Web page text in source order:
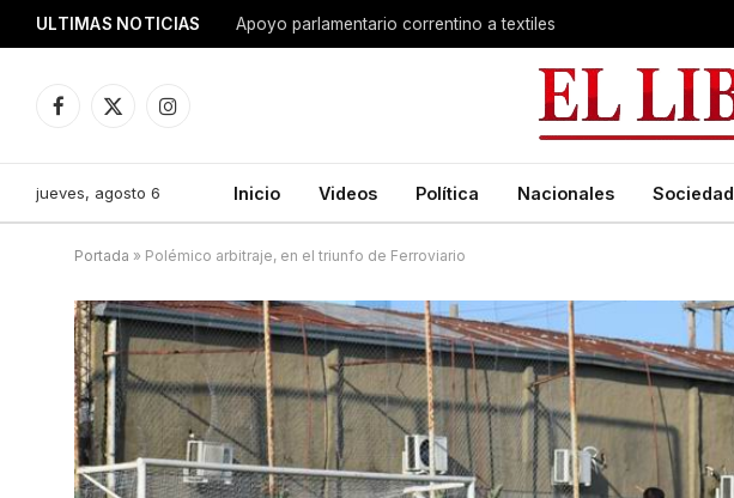
ULTIMAS NOTICIAS Apoyo parlamentario correntino a textiles
Facebook
X
Instagram
jueves, agosto 6 Inicio Videos Política Nacionales Sociedad
Portada » Polémico arbitraje, en el triunfo de Ferroviario